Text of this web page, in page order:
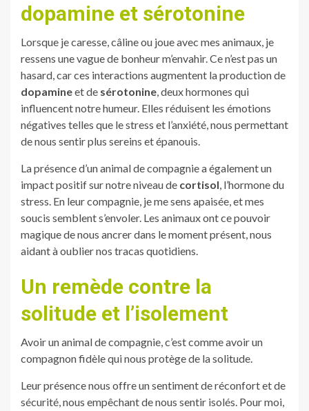
dopamine et sérotonine
Lorsque je caresse, câline ou joue avec mes animaux, je
ressens une vague de bonheur m’envahir. Ce n’est pas un
hasard, car ces interactions augmentent la production de
dopamineet de sérotonine, deux hormones qui
influencent notre humeur. Elles réduisent les émotions
négatives telles que le stress et l’anxiété, nous permettant
de nous sentir plus sereins et épanouis.
La présence d’un animal de compagnie a également un
impact positif sur notre niveau de cortisol, l’hormone du
stress. En leur compagnie, je me sens apaisée, et mes
soucis semblent s’envoler. Les animaux ont ce pouvoir
magique de nous ancrer dans le moment présent, nous
aidant à oublier nos tracas quotidiens.
Un remède contre la
solitude et l’isolement
Avoir un animal de compagnie, c’est comme avoir un
compagnon fidèle qui nous protège de la solitude.
Leur présence nous offre un sentiment de réconfort et de
sécurité, nous empêchant de nous sentir isolés. Pour moi,